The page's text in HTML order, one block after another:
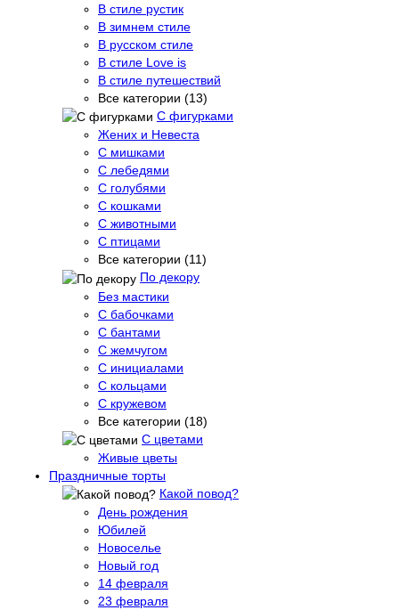
В стиле рустик
В зимнем стиле
В русском стиле
В стиле Love is
В стиле путешествий
Все категории (13)
С фигурками
Жених и Невеста
С мишками
С лебедями
С голубями
С кошками
С животными
С птицами
Все категории (11)
По декору
Без мастики
С бабочками
С бантами
С жемчугом
С инициалами
С кольцами
С кружевом
Все категории (18)
С цветами
Живые цветы
Праздничные торты
Какой повод?
День рождения
Юбилей
Новоселье
Новый год
14 февраля
23 февраля